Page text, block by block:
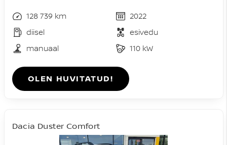
128 739 km
2022
diisel
esivedu
manuaal
110 kW
OLEN HUVITATUD!
Dacia Duster Comfort